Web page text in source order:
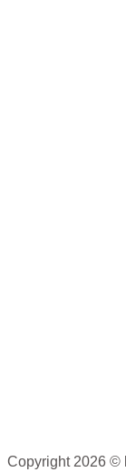
Copyright 2026 ©